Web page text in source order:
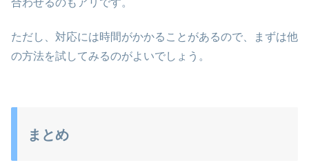
ただし、対応には時間がかかることがあるので、まずは他
の方法を試してみるのがよいでしょう。
まとめ